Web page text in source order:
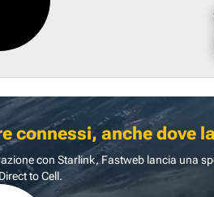
connessi, anche dove
con Starlink, Fastweb lancia una
to Cell.